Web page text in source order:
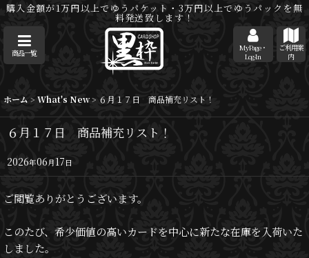
購入金額が1万円以上でゆうパケット・3万円以上でゆうパックを無
料発送致します！
商品一覧
MyPage・
Log-In
ご利用案
内
ホーム > What's New> ６月１７日 商品補充リスト！
６月１７日 商品補充リスト！
2026年06月17 日
ご閲覧ありがとうございます。
このたび、希少価値の高いカードを中心に新たな在庫を入荷いた
しました。